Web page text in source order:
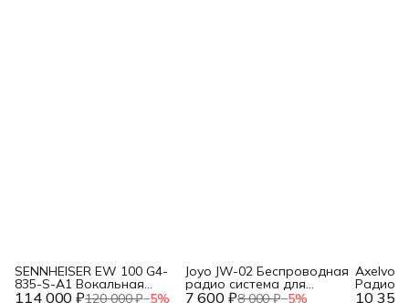
114 000 ₽120 000 ₽−5%
SENNHEISER EW 100 G4-
835-S-A1 Вокальная
радиосистема с ручным 7 600 ₽8 000 ₽−5%
Joyo JW-02 Беспроводная
радио система для
гитары 10 355
Axelvox